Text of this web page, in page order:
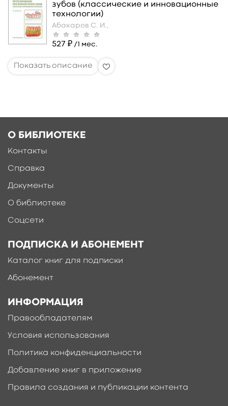
зубов (классические и инновационные
технологии)
Абакаров С. И.,
527 ₽ /1 мес.
О БИБЛИОТЕКЕ
Контакты
Справка
Документы
О библиотеке
Соцсети
ПОДПИСКА И АБОНЕМЕНТ
Каталог книг для подписки
Абонемент
ИНФОРМАЦИЯ
Правообладателям
Условия использования
Политика конфиденциальности
Добавление книг в приложение
Правила создания и публикации контента